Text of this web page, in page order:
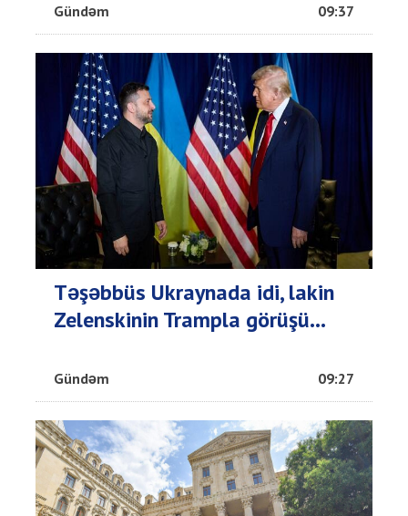
Gündəm 09:37
Təşəbbüs Ukraynada idi, lakin
Zelenskinin Trampla görüşü...
Gündəm 09:27